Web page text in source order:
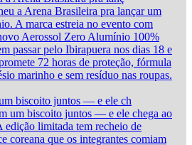
biscoito juntos — e ele ch